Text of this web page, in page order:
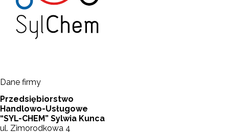
Dane firmy
Przedsiębiorstwo
Handlowo-Usługowe
“SYL-CHEM” Sylwia Kunca
ul. Zimorodkowa 4